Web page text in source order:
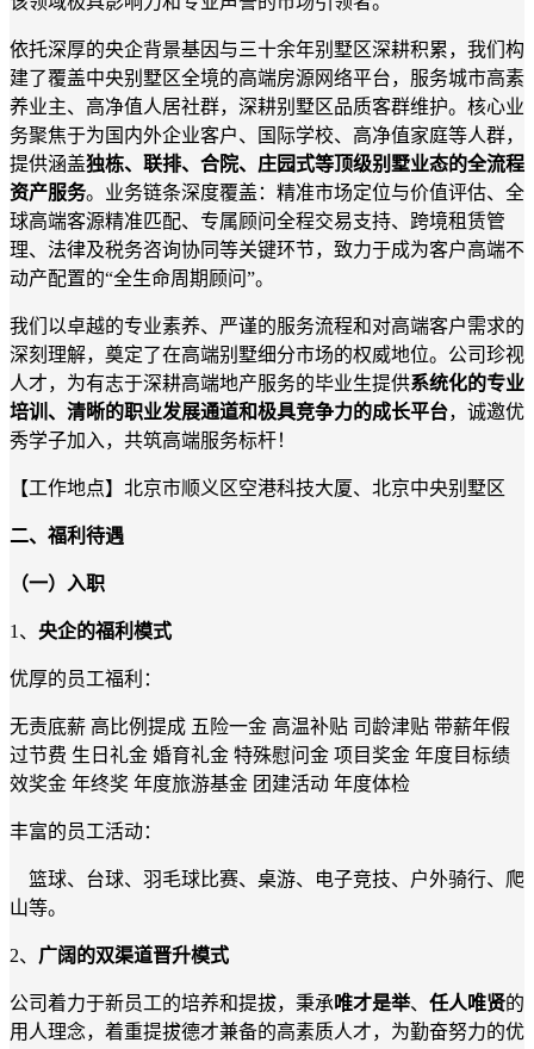
依托深厚的央企背景基因与三十余年别墅区深耕积累，我们构
建了覆盖中央别墅区全境的高端房源网络平台， 服务城市高素
养业主、高净值人居社群，深耕别墅区品质客群维护。核心业
务聚焦于为国内外企业客户、 国际学校、 高净值家庭等人群，
提供涵盖独栋、联排、合院、 庄园式等顶级别墅业态的全流程
资产服务。业务链条深度覆盖：精准市场定位与价值评估、全
球高端客源精准匹配、专属顾问全程交易支持、跨境租赁管
理、法律及税务咨询协同等关键环节，致力于成为客户高端不
动产配置的“全生命周期顾问”。
我们以卓越的专业素养、严谨的服务流程和对高端客户需求的
深刻理解，奠定了在高端别墅细分市场的权威地位。公司珍视
人才，为有志于深耕高端地产服务的毕业生提供系统化的专业
培训、清晰的职业发展通道和极具竞争力的成长平台，诚邀优
秀学子加入，共筑高端服务标杆！
【工作地点】 北京市顺义区空港科技大厦、北京中央别墅区
二、福利待遇
（一） 入职
1、 央企的福利模式
优厚的员工福利：
无责底薪 高 比例 提成 五险一金 高温补贴 司龄津贴 带薪年假
过节费 生日礼金 婚育礼金 特殊慰问金 项目奖金 年度目标绩
效奖金 年终奖 年度旅游基金 团建活动 年度体检
丰富的员工活动：
篮球、 台球、羽毛球比赛、 桌游、 电子竞技、
户外骑行、爬
山等。
2、 广阔的双渠道晋升模式
公司着力于新员工的培养和提拔，秉承 唯才是举、 任人唯贤的
用人理念，着重提拔德才兼备的高素质人才，为勤奋努力的优